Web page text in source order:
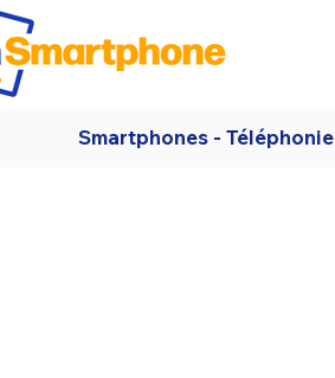
Smartphones - Téléphonie